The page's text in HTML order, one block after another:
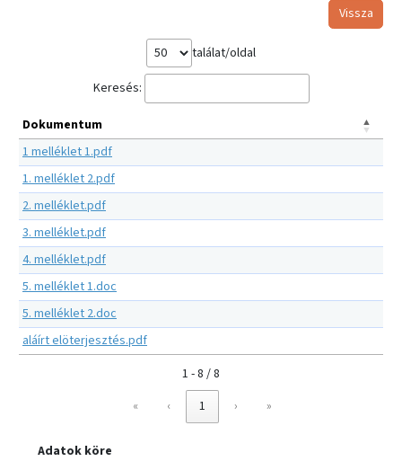
Vissza
találat/oldal
Keresés:
Dokumentum
1 melléklet 1.pdf
1. melléklet 2.pdf
2. melléklet.pdf
3. melléklet.pdf
4. melléklet.pdf
5. melléklet 1.doc
5. melléklet 2.doc
aláírt elöterjesztés.pdf
1 - 8 / 8
«
‹ 1 › »
Adatok köre